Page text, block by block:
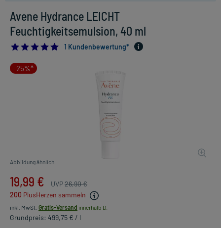
Avene Hydrance LEICHT
Feuchtigkeitsemulsion, 40 ml
5.01 Kundenbewertung*
-25%*
Abbildung ähnlich
19,99 € UVP26,90 €
200 PlusHerzen sammeln
inkl. MwSt. Gratis-Versand innerhalb D.
Grundpreis: 499,75 € / l